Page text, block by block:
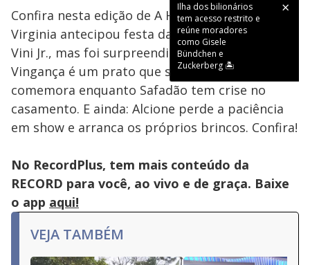
Ilha dos bilionários
tem acesso restrito e
reúne moradores
como Gisele
Bündchen e
Zuckerberg 🏝️
Confira nesta edição de A Hora da Venenosa:
Virginia antecipou festa da filha por causa de
Vini Jr., mas foi surpreendida com término.
Vingança é um prato que se come frio: ex
comemora enquanto Safadão tem crise no
casamento. E ainda: Alcione perde a paciência
em show e arranca os próprios brincos. Confira!
No RecordPlus, tem mais conteúdo da
RECORD para você, ao vivo e de graça. Baixe
o app aqui!
VEJA TAMBÉM